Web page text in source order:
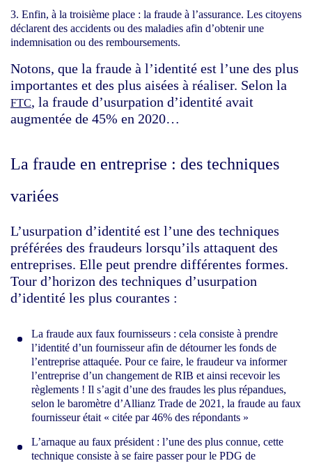
Enfin, à la troisième place : la fraude à l’assurance. Les citoyens
déclarent des accidents ou des maladies afin d’obtenir une
indemnisation ou des remboursements.
Notons, que la fraude à l’identité est l’une des plus
importantes et des plus aisées à réaliser. Selon la
FTC, la fraude d’usurpation d’identité avait
augmentée de 45% en 2020…
La fraude en entreprise : des techniques
variées
L’usurpation d’identité est l’une des techniques
préférées des fraudeurs lorsqu’ils attaquent des
entreprises. Elle peut prendre différentes formes.
Tour d’horizon des techniques d’usurpation
d’identité les plus courantes :
La fraude aux faux fournisseurs : cela consiste à prendre
l’identité d’un fournisseur afin de détourner les fonds de
l’entreprise attaquée. Pour ce faire, le fraudeur va informer
l’entreprise d’un changement de RIB et ainsi recevoir les
règlements ! Il s’agit d’une des fraudes les plus répandues,
selon le baromètre d’Allianz Trade de 2021, la fraude au faux
fournisseur était « citée par 46% des répondants »
L’arnaque au faux président : l’une des plus connue, cette
technique consiste à se faire passer pour le PDG de